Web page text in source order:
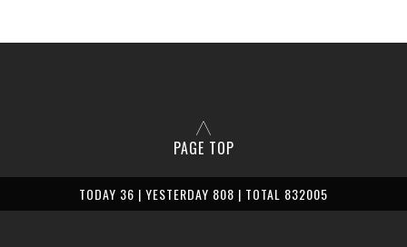
PAGE TOP
TODAY 36 | YESTERDAY 808 | TOTAL 832005